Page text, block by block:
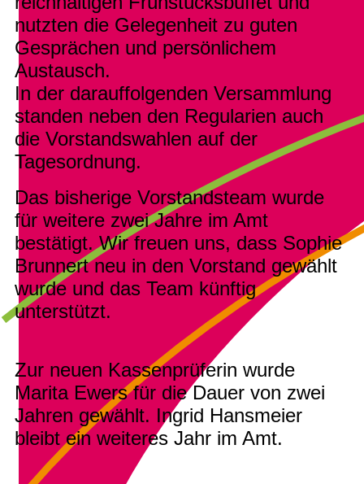
nutzten die Gelegenheit zu guten
Gesprächen und persönlichem
Austausch.
In der darauffolgenden Versammlung
standen neben den Regularien auch
die Vorstandswahlen auf der
Tagesordnung.
Das bisherige Vorstandsteam wurde
für weitere zwei Jahre im Amt
bestätigt. Wir freuen uns, dass Sophie
Brunnert neu in den Vorstand gewählt
wurde und das Team künftig
unterstützt.
Zur neuen Kassenprüferin wurde
Marita Ewers für die Dauer von zwei
Jahren gewählt. Ingrid Hansmeier
bleibt ein weiteres Jahr im Amt.